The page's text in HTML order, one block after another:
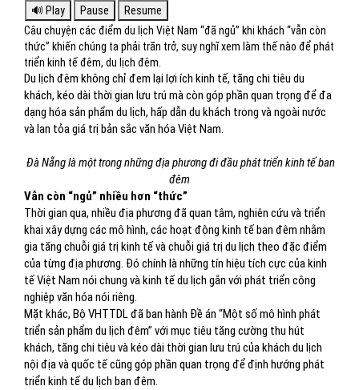
Câu chuyện các điểm du lịch Việt Nam “đã ngủ” khi khách “vẫn còn
thức” khiến chúng ta phải trăn trở, suy nghĩ xem làm thế nào để phát
triển kinh tế đêm, du lịch đêm.
Du lịch đêm không chỉ đem lại lợi ích kinh tế, tăng chi tiêu du
khách, kéo dài thời gian lưu trú mà còn góp phần quan trọng để đa
dạng hóa sản phẩm du lịch, hấp dẫn du khách trong và ngoài nước
và lan tỏa giá trị bản sắc văn hóa Việt Nam.
Đà Nẵng là một trong những địa phương đi đầu phát triển kinh tế ban
đêm
Vẫn còn “ngủ” nhiều hơn “thức”
Thời gian qua, nhiều địa phương đã quan tâm, nghiên cứu và triển
khai xây dựng các mô hình, các hoạt động kinh tế ban đêm nhằm
gia tăng chuỗi giá trị kinh tế và chuỗi giá trị du lịch theo đặc điểm
của từng địa phương. Đó chính là những tín hiệu tích cực của kinh
tế Việt Nam nói chung và kinh tế du lịch gắn với phát triển công
nghiệp văn hóa nói riêng.
Mặt khác, Bộ VHTTDL đã ban hành Đề án “Một số mô hình phát
triển sản phẩm du lịch đêm” với mục tiêu tăng cường thu hút
khách, tăng chi tiêu và kéo dài thời gian lưu trú của khách du lịch
nội địa và quốc tế cũng góp phần quan trọng để định hướng phát
triển kinh tế du lịch ban đêm.